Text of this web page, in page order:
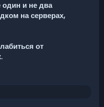
один и не два
на серверах,
от